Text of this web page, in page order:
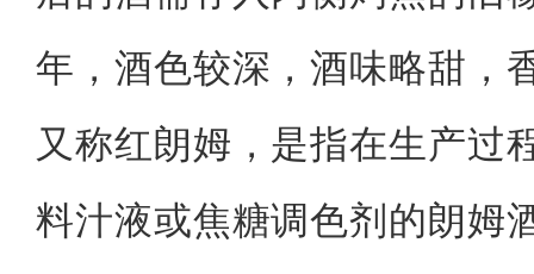
年，酒色较深，酒味略甜，
又称红朗姆，是指在生产过
料汁液或焦糖调色剂的朗姆